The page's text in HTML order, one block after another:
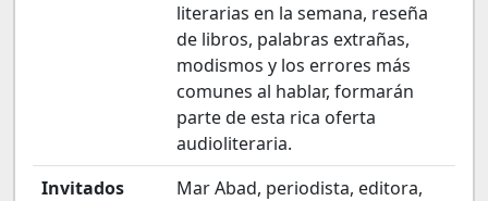
literarias en la semana, reseña
de libros, palabras extrañas,
modismos y los errores más
comunes al hablar, formarán
parte de esta rica oferta
audioliteraria.
Invitados
Mar Abad, periodista, editora,